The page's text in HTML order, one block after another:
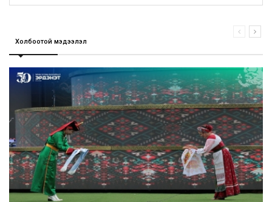
Холбоотой мэдээлэл